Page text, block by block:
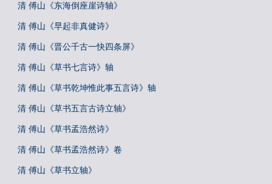
清 傅山《东海倒座崖诗轴》
清 傅山《早起非真健诗》
清 傅山《晋公千古一快四条屏》
清 傅山《草书七言诗》轴
清 傅山《草书乾坤惟此事五言诗》轴
清 傅山《草书五言古诗立轴》
清 傅山《草书孟浩然诗》
清 傅山《草书孟浩然诗》卷
清 傅山《草书立轴》